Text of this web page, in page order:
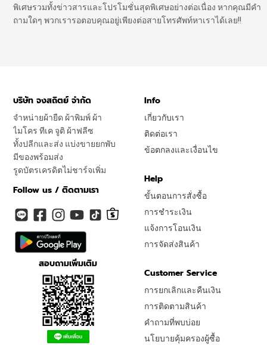
พิเศษรวมทั้งข่าวสารและโปรโมชั่นสุดพิเศษอย่างต่อเนื่อง หากคุณมีคำ
ถามใดๆ พวกเรารอตอบคุณอยู่เพียงต่อสายโทรศัพท์หาเราได้เลย!!
บริษัท จงสถิตย์ จำกัด
จำหน่ายผ้ายืด ผ้าพิมพ์ ผ้า
ไมโคร ทีเค จูติ ผ้าฟลีซ
ทั้งปลีกและส่ง แบ่งขายยกพับ
มีของพร้อมส่ง
รูดบัตรเครดิตไม่ชาร์จเพิ่ม
Follow us / ติดตามเรา
สอบถามเพิ่มเติม
Info
เกี่ยวกับเรา
ติดต่อเรา
ข้อตกลงและเงื่อนไข
Help
ขั้นตอนการสั่งซื้อ
การชำระเงิน
แจ้งการโอนเงิน
การจัดส่งสินค้า
Customer Service
การยกเลิกและคืนเงิน
การติดตามสินค้า
คำถามที่พบบ่อย
นโยบายคุ้มครองผู้ซื้อ